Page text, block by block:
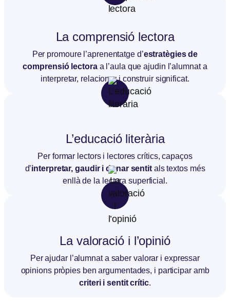
La comprensió lectora
Per promoure l’aprenentatge d’estratègies de
comprensió lectoraa l’aula que ajudin l’alumnat a
interpretar, relacionar i construir significat.
L’educació literària
Per formar lectors i lectores crítics, capaços
d’interpretar, gaudir i donar sentitals textos més
enllà de la lectura superficial.
La valoració i l’opinió
Per ajudar l’alumnat a saber valorar i expressar
opinions pròpies ben argumentades, i participar amb
criteri i sentit crític.